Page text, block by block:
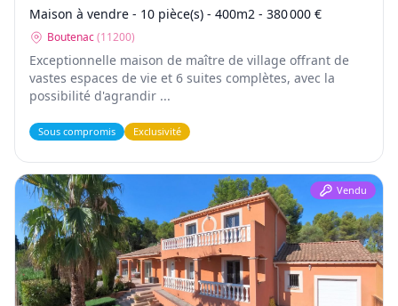
Maison à vendre - 10 pièce(s) - 400m2 - 380 000 €
Boutenac(11200)
Exceptionnelle maison de maître de village offrant de
vastes espaces de vie et 6 suites complètes, avec la
possibilité d'agrandir ...
Sous compromis Exclusivité
Vendu